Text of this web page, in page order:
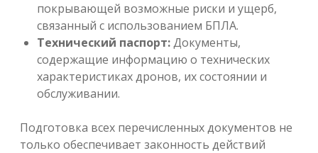
покрывающей возможные риски и ущерб,
связанный с использованием БПЛА.
Технический паспорт:Документы,
содержащие информацию о технических
характеристиках дронов, их состоянии и
обслуживании.
Подготовка всех перечисленных документов не
только обеспечивает законность действий